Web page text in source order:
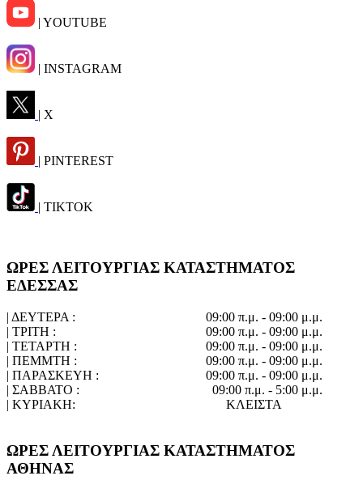
| YOUTUBE
| INSTAGRAM
| X
| PINTEREST
| TIKTOK
ΩΡΕΣ ΛΕΙΤΟΥΡΓΙΑΣ ΚΑΤΑΣΤΗΜΑΤΟΣ
ΕΔΕΣΣΑΣ
| ΔΕΥΤΕΡΑ :
09:00 π.μ. - 09:00 μ.μ.
| ΤΡΙΤΗ :
09:00 π.μ. - 09:00 μ.μ.
| ΤΕΤΑΡΤΗ :
09:00 π.μ. - 09:00 μ.μ.
| ΠΕΜΜΤΗ :
09:00 π.μ. - 09:00 μ.μ.
| ΠΑΡΑΣΚΕΥΗ :
09:00 π.μ. - 09:00 μ.μ.
| ΣΑΒΒΑΤΟ :
09:00 π.μ. - 5:00 μ.μ.
| ΚΥΡΙΑΚΗ:
ΚΛΕΙΣΤΑ
ΩΡΕΣ ΛΕΙΤΟΥΡΓΙΑΣ ΚΑΤΑΣΤΗΜΑΤΟΣ
ΑΘΗΝΑΣ